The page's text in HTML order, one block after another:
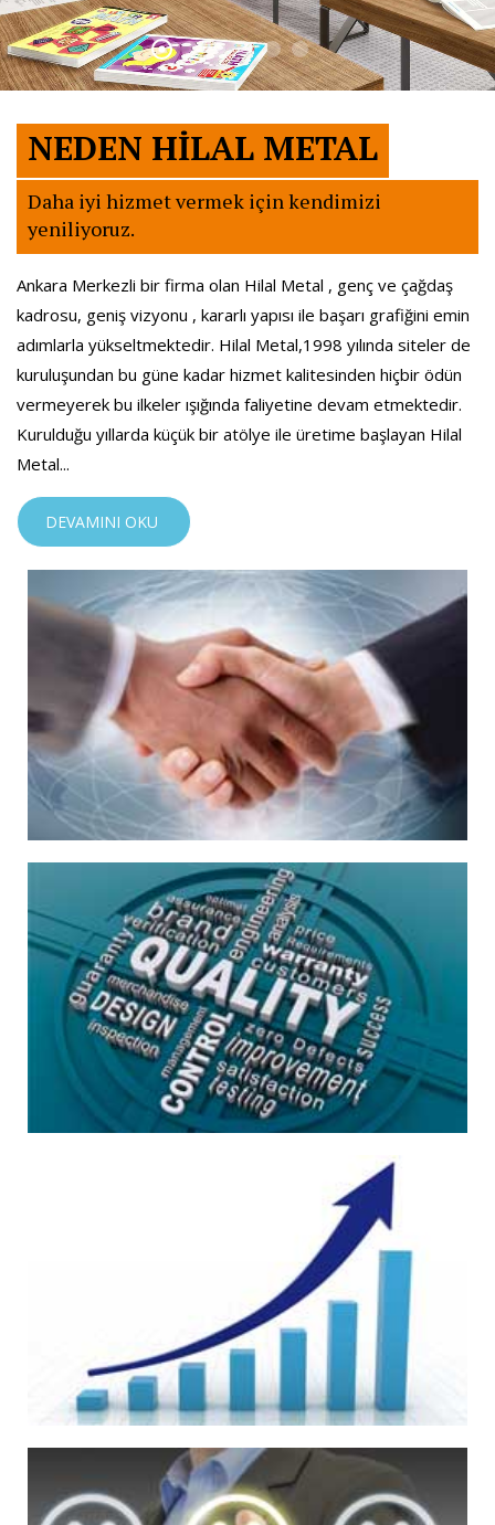
NEDEN HİLAL METAL
Daha iyi hizmet vermek için kendimizi
yeniliyoruz.
Ankara Merkezli bir firma olan Hilal Metal , genç ve çağdaş
kadrosu, geniş vizyonu , kararlı yapısı ile başarı grafiğini emin
adımlarla yükseltmektedir. Hilal Metal,1998 yılında siteler de
kuruluşundan bu güne kadar hizmet kalitesinden hiçbir ödün
vermeyerek bu ilkeler ışığında faliyetine devam etmektedir.
Kurulduğu yıllarda küçük bir atölye ile üretime başlayan Hilal
Metal...
DEVAMINI OKU